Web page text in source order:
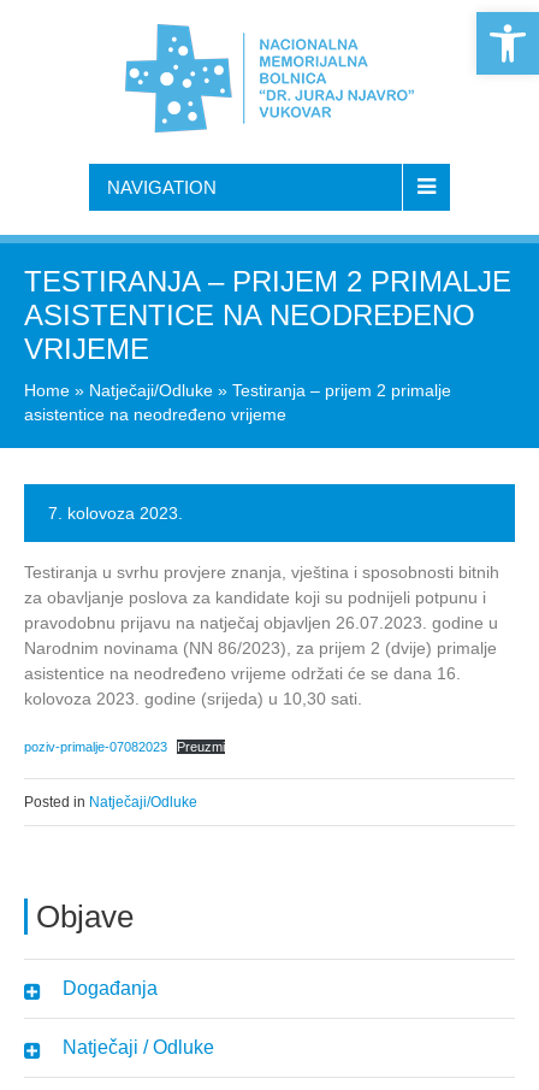
NAVIGATION
TESTIRANJA – PRIJEM 2 PRIMALJE
ASISTENTICE NA NEODREĐENO
VRIJEME
Home » Natječaji/Odluke » Testiranja – prijem 2 primalje
asistentice na neodređeno vrijeme
Objave
Događanja
Natječaji / Odluke
7. kolovoza 2023.
Testiranja u svrhu provjere znanja, vještina i sposobnosti bitnih
za obavljanje poslova za kandidate koji su podnijeli potpunu i
pravodobnu prijavu na natječaj objavljen 26.07.2023. godine u
Narodnim novinama (NN 86/2023), za prijem 2 (dvije) primalje
asistentice na neodređeno vrijeme održati će se dana 16.
kolovoza 2023. godine (srijeda) u 10,30 sati.
poziv-primalje-07082023 Preuzmi
Posted in Natječaji/Odluke